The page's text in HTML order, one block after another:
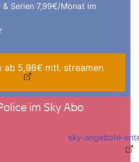
& Serien 7,99€/Monat im
ab 5,98€ mtl. streamen
im Sky Abo